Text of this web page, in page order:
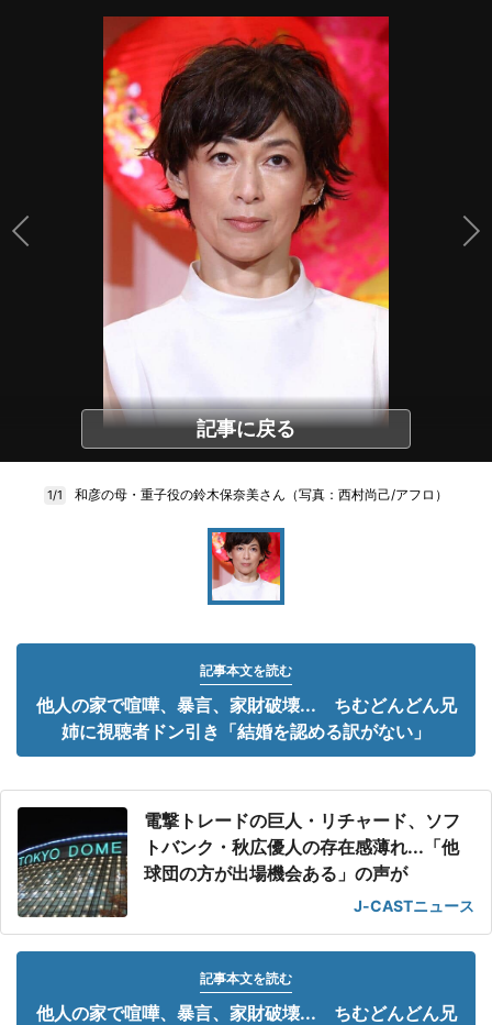
記事に戻る
1/1 和彦の母・重子役の鈴木保奈美さん（写真：西村尚己/アフロ）
記事本文を読む
他人の家で喧嘩、暴言、家財破壊... ちむどんどん兄
姉に視聴者ドン引き「結婚を認める訳がない」
電撃トレードの巨人・リチャード、ソフ
トバンク・秋広優人の存在感薄れ...「他
球団の方が出場機会ある」の声が
J-CASTニュース
記事本文を読む
他人の家で喧嘩、暴言、家財破壊... ちむどんどん兄